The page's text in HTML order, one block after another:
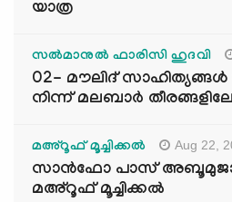
യാത്ര
സൽമാനുൽ ഫാരിസി ഹുദവി
02- മൗലിദ്
നിന്ന് മലബാർ
മഅ്റൂഫ് മൂച്ചിക്കല്‍ Aug 22,
സാൻഫോ പാസ്
മഅ്റൂഫ് മൂച്ചിക്കല്‍